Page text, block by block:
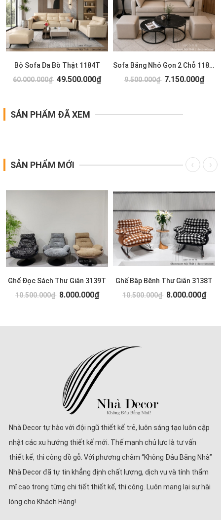
Bộ Sofa Da Bò Thật 1184T
60.000.000₫ 49.500.000₫
Sofa Băng Nhỏ Gọn 2 Chỗ 1183T
9.500.000₫ 7.150.000₫
SẢN PHẨM ĐÃ XEM
SẢN PHẨM MỚI
Ghế Đọc Sách Thư Giãn 3139T
10.500.000₫ 8.000.000₫
Ghế Bập Bênh Thư Giãn 3138T
10.500.000₫ 8.000.000₫
Nhà Decor tự hào với đội ngũ thiết kế trẻ, luôn sáng tạo luôn cập
nhật các xu hướng thiết kế mới. Thế mạnh chủ lực là tư vấn
thiết kế, thi công đồ gỗ. Với phương châm “Không Đâu Bằng Nhà”
Nhà Decor đã tự tin khẳng định chất lượng, dịch vụ và tính thẩm
mĩ cao trong từng chi tiết thiết kế, thi công. Luôn mang lại sự hài
lòng cho Khách Hàng!